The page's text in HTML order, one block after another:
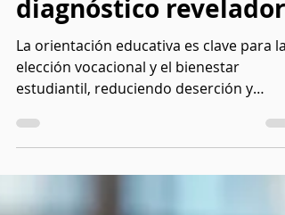
la universidad: un
diagnóstico revelador
La orientación educativa es clave para la
estudiantil, reduciendo deserción y
ansiedad.